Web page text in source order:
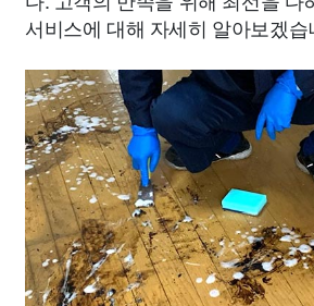
서비스에 대해 자세히 알아보겠습